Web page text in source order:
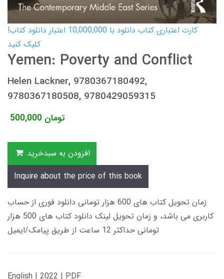
کارت اعتباری کتاب دانلود با 10,000,000 اعتبار دانلود کتاب!
کلیک کنید
Yemen: Poverty and Conflict
Helen Lackner, 9780367180492,
9780367180508, 9780429059315
500,000 تومان
افزودن به سبدخرید
Inquire about the price of this book
زمان تحویل کتاب های 600 هزار تومانی دانلود فوری از حساب
کاربری می باشد، و زمان تحویل لینک دانلود کتاب های 500 هزار
تومانی حداکثر 12 ساعت از طریق پیامک/ایمیل
English | 2022 | PDF